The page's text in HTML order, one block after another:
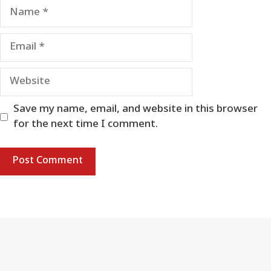
Name
Email
Website
Save my name, email, and website in this browser
for the next time I comment.